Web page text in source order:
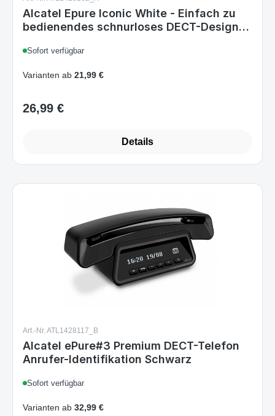
Alcatel Epure Iconic White - Einfach zu
bedienendes schnurloses DECT-Design-
Schutz vor unerwünschten Anrufen
Sofort verfügbar
Varianten ab 21,99 €
Regulärer Preis:
26,99 €
Details
Art.-Nr. ATL1428117_B
Alcatel ePure#3 Premium DECT-Telefon
Anrufer-Identifikation Schwarz
Sofort verfügbar
Varianten ab 32,99 €